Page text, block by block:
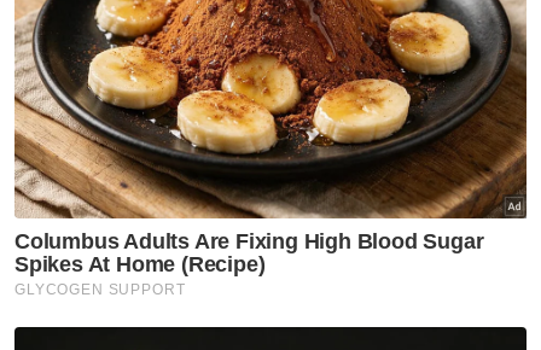
Penstrukturan itu juga bakal menyaksikan
bukan Pau Marti seorang yang melepaskan
jawatan tersebut, tetapi juga keseluruhan
barisan kejurulatihan pasukan.
Artikel Berkaitan:
Harimau Malaya bangkit tundukkan Timor-Leste
Revolusi perkasa Harimau Malaya sudah bermula
Harimau Malaya diundi bersama Vietnam, Nepal dan
Laos